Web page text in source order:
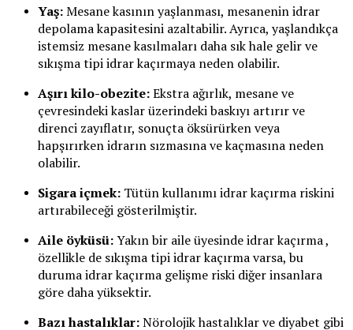
Yaş:Mesane kasının yaşlanması, mesanenin idrar
depolama kapasitesini azaltabilir. Ayrıca, yaşlandıkça
istemsiz mesane kasılmaları daha sık hale gelir ve
sıkışma tipi idrar kaçırmaya neden olabilir.
Aşırı kilo-obezite:Ekstra ağırlık, mesane ve
çevresindeki kaslar üzerindeki baskıyı artırır ve
direnci zayıflatır, sonuçta öksürürken veya
hapşırırken idrarın sızmasına ve kaçmasına neden
olabilir.
Sigara içmek: Tütün kullanımı idrar kaçırma riskini
artırabileceği gösterilmiştir.
Aile öyküsü:Yakın bir aile üyesinde idrar kaçırma ,
özellikle de sıkışma tipi idrar kaçırma varsa, bu
duruma idrar kaçırma gelişme riski diğer insanlara
göre daha yüksektir.
Bazı hastalıklar:Nörolojik hastalıklar ve diyabet gibi